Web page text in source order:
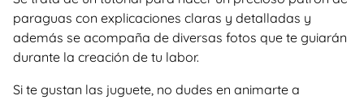
paraguas con explicaciones claras y detalladas y
además se acompaña de diversas fotos que te guiarán
durante la creación de tu labor.
Si te gustan las juguete, no dudes en animarte a